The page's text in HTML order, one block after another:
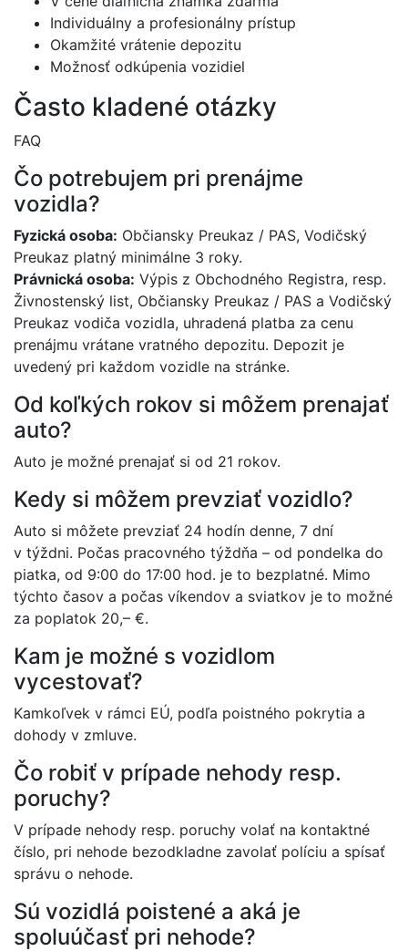
Individuálny a profesionálny prístup
Okamžité vrátenie depozitu
Možnosť odkúpenia vozidiel
Často kladené otázky
FAQ
Čo potrebujem pri prenájme
vozidla?
Fyzická osoba: Občiansky Preukaz / PAS, Vodičský
Preukaz platný minimálne 3 roky.
Právnická osoba: Výpis z Obchodného Registra, resp.
Živnostenský list, Občiansky Preukaz / PAS a Vodičský
Preukaz vodiča vozidla, uhradená platba za cenu
prenájmu vrátane vratného depozitu. Depozit je
uvedený pri každom vozidle na stránke.
Od koľkých rokov si môžem prenajať
auto?
Auto je možné prenajať si od 21 rokov.
Kedy si môžem prevziať vozidlo?
Auto si môžete prevziať 24 hodín denne, 7 dní
v týždni. Počas pracovného týždňa – od pondelka do
piatka, od 9:00 do 17:00 hod. je to bezplatné. Mimo
týchto časov a počas víkendov a sviatkov je to možné
za poplatok 20,– €.
Kam je možné s vozidlom
vycestovať?
Kamkoľvek v rámci EÚ, podľa poistného pokrytia a
dohody v zmluve.
Čo robiť v prípade nehody resp.
poruchy?
V prípade nehody resp. poruchy volať na kontaktné
číslo, pri nehode bezodkladne zavolať políciu a spísať
správu o nehode.
Sú vozidlá poistené a aká je
spoluúčasť pri nehode?